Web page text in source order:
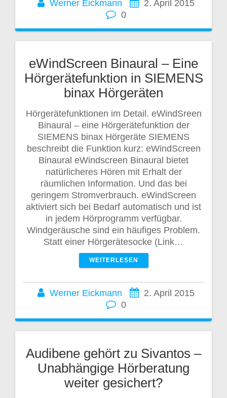
Werner Eickmann
2. April 2015
0
eWindScreen Binaural – Eine
Hörgerätefunktion in SIEMENS
binax Hörgeräten
Hörgerätefunktionen im Detail. eWindSreen
Binaural – eine Hörgerätefunktion der
SIEMENS binax Hörgeräte SIEMENS
beschreibt die Funktion kurz: eWindScreen
Binaural eWindscreen Binaural bietet
natürlicheres Hören mit Erhalt der
räumlichen Information. Und das bei
geringem Stromverbrauch. eWindScreen
aktiviert sich bei Bedarf automatisch und ist
in jedem Hörprogramm verfügbar.
Windgeräusche sind ein häufiges Problem.
Statt einer Hörgerätesocke (Link…
WEITERLESEN
Werner Eickmann
2. April 2015
0
Audibene gehört zu Sivantos –
Unabhängige Hörberatung
weiter gesichert?